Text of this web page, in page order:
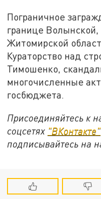
Пограничное
границе Волынской,
Житомирской
Кураторство над
Тимошенко,
многочисленные
госбюджета.
Присоединяйтесь к
соцсетях "ВКонтакте"
подписывайтесь на